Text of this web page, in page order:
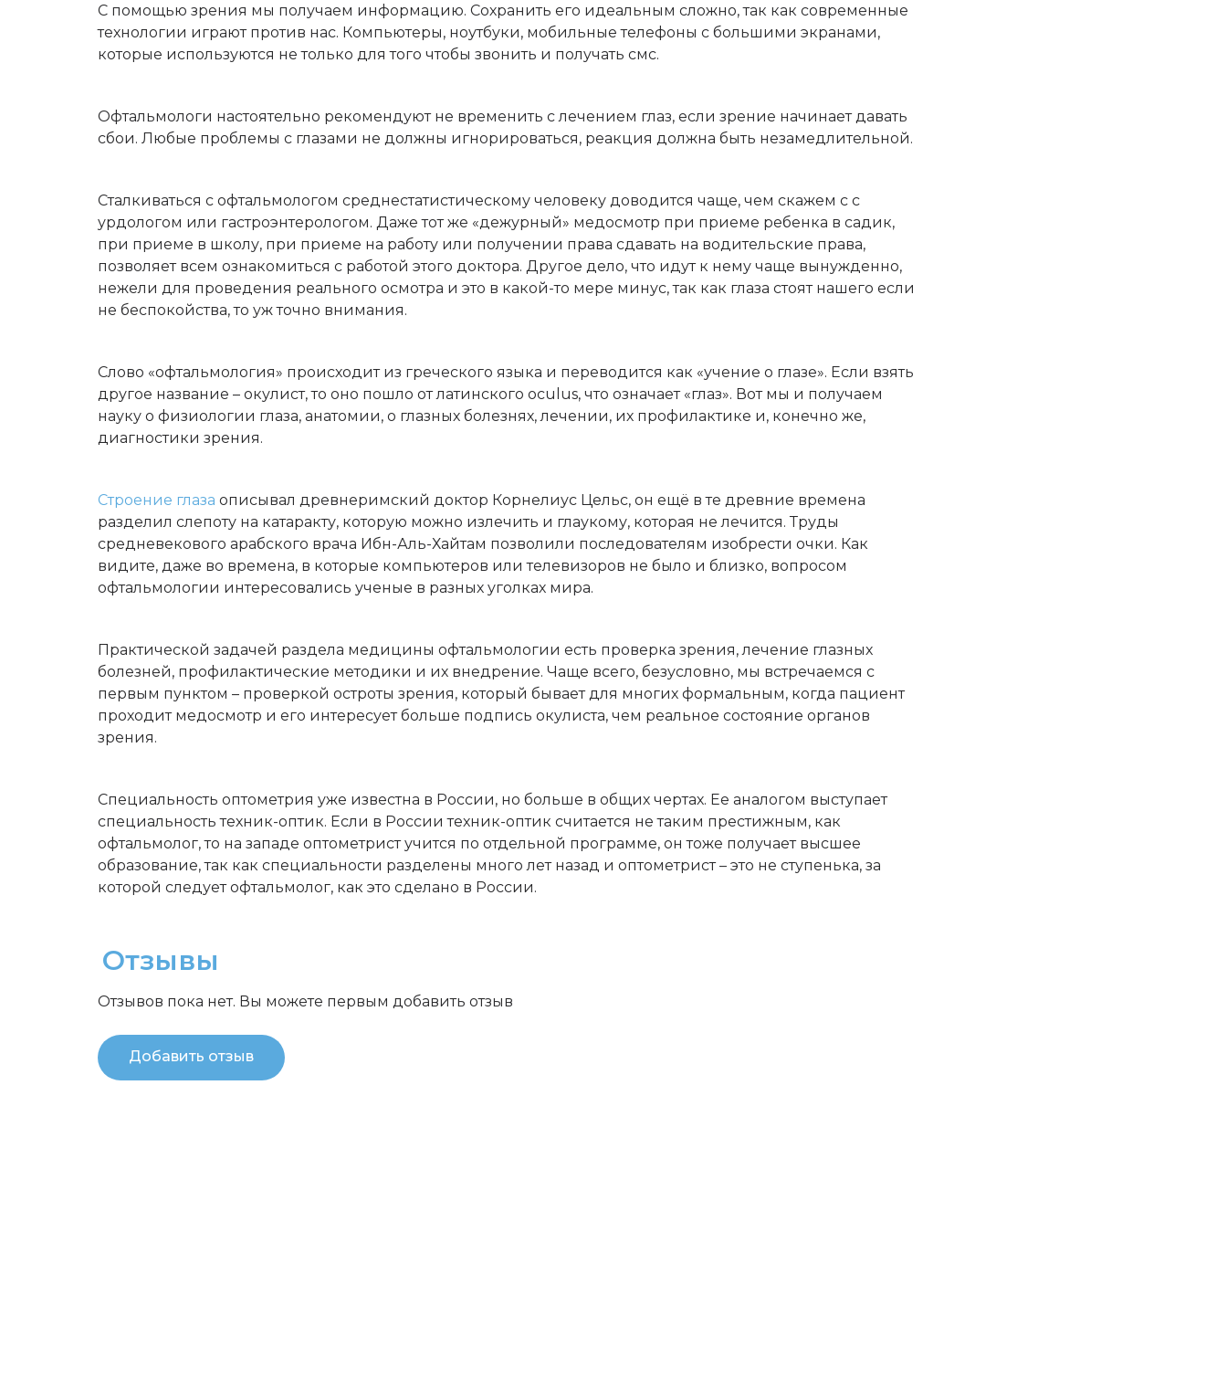
С помощью зрения мы получаем информацию. Сохранить его идеальным сложно, так как современные
технологии играют против нас. Компьютеры, ноутбуки, мобильные телефоны с большими экранами,
которые используются не только для того чтобы звонить и получать смс.
Офтальмологи настоятельно рекомендуют не временить с лечением глаз, если зрение начинает давать
сбои. Любые проблемы с глазами не должны игнорироваться, реакция должна быть незамедлительной.
Сталкиваться с офтальмологом среднестатистическому человеку доводится чаще, чем скажем с с
урдологом или гастроэнтерологом. Даже тот же «дежурный» медосмотр при приеме ребенка в садик,
при приеме в школу, при приеме на работу или получении права сдавать на водительские права,
позволяет всем ознакомиться с работой этого доктора. Другое дело, что идут к нему чаще вынужденно,
нежели для проведения реального осмотра и это в какой-то мере минус, так как глаза стоят нашего если
не беспокойства, то уж точно внимания.
Слово «офтальмология» происходит из греческого языка и переводится как «учение о глазе». Если взять
другое название – окулист, то оно пошло от латинского oculus, что означает «глаз». Вот мы и получаем
науку о физиологии глаза, анатомии, о глазных болезнях, лечении, их профилактике и, конечно же,
диагностики зрения.
Строение глаза описывал древнеримский доктор Корнелиус Цельс, он ещё в те древние времена
разделил слепоту на катаракту, которую можно излечить и глаукому, которая не лечится. Труды
средневекового арабского врача Ибн-Аль-Хайтам позволили последователям изобрести очки. Как
видите, даже во времена, в которые компьютеров или телевизоров не было и близко, вопросом
офтальмологии интересовались ученые в разных уголках мира.
Практической задачей раздела медицины офтальмологии есть проверка зрения, лечение глазных
болезней, профилактические методики и их внедрение. Чаще всего, безусловно, мы встречаемся с
первым пунктом – проверкой остроты зрения, который бывает для многих формальным, когда пациент
проходит медосмотр и его интересует больше подпись окулиста, чем реальное состояние органов
зрения.
Специальность оптометрия уже известна в России, но больше в общих чертах. Ее аналогом выступает
специальность техник-оптик. Если в России техник-оптик считается не таким престижным, как
офтальмолог, то на западе оптометрист учится по отдельной программе, он тоже получает высшее
образование, так как специальности разделены много лет назад и оптометрист – это не ступенька, за
которой следует офтальмолог, как это сделано в России.
Отзывы
Отзывов пока нет. Вы можете первым добавить отзыв
Добавить отзыв